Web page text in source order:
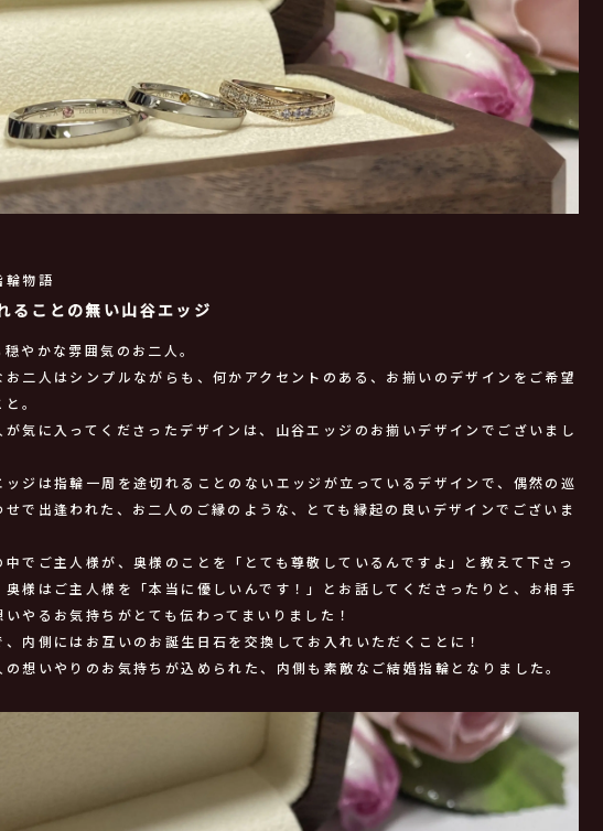
輪物語
ることの無い山谷エッジ
穏やかな雰囲気のお二人。
お二人はシンプルながらも、何かアクセントのある、お揃いのデザインをご希望
。
が気に入ってくださったデザインは、山谷エッジのお揃いデザインでございまし
ッジは指輪一周を途切れることのないエッジが立っているデザインで、偶然の巡
せで出逢われた、お二人のご縁のような、とても縁起の良いデザインでございま
中でご主人様が、奥様のことを「とても尊敬しているんですよ」と教えて下さっ
奥様はご主人様を「本当に優しいんです！」とお話してくださったりと、お相手
いやるお気持ちがとても伝わってまいりました！
、内側にはお互いのお誕生日石を交換してお入れいただくことに！
の想いやりのお気持ちが込められた、内側も素敵なご結婚指輪となりました。